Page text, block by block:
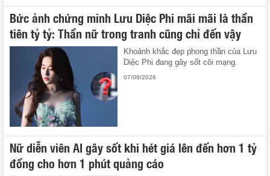
Bức ảnh chứng minh Lưu Diệc Phi mãi mãi là thần
tiên tỷ tỷ: Thần nữ trong tranh cũng chỉ đến vậy
Khoảnh khắc đẹp phong thần của Lưu
Diệc Phi đang gây sốt cõi mạng.
07/08/2026
Nữ diễn viên AI gây sốt khi hét giá lên đến hơn 1 tỷ
đồng cho hơn 1 phút quảng cáo